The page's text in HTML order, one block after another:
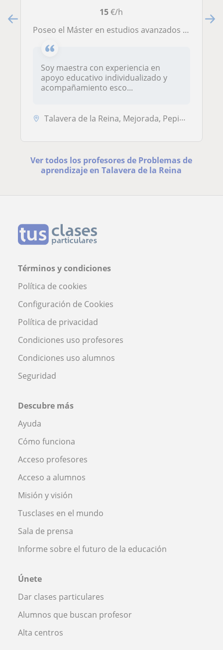
15€/h
Poseo el Máster en estudios avanzados en Dificultades de aprendizaje. Puedo dar clases a alumnado de 0 a 12 años
Soy maestra con experiencia en
apoyo educativo individualizado y
acompañamiento esco...
Talavera de la Reina, Mejorada, Pepino, Segurilla, Cervera de los Mont...
Ver todos los profesores de Problemas de
aprendizaje en Talavera de la Reina
Términos y condiciones
Política de cookies
Configuración de Cookies
Política de privacidad
Condiciones uso profesores
Condiciones uso alumnos
Seguridad
Descubre más
Ayuda
Cómo funciona
Acceso profesores
Acceso a alumnos
Misión y visión
Tusclases en el mundo
Sala de prensa
Informe sobre el futuro de la educación
Únete
Dar clases particulares
Alumnos que buscan profesor
Alta centros